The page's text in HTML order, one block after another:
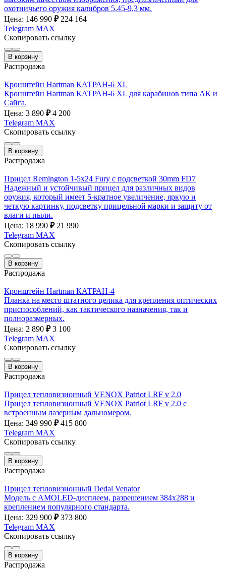
охотничьего оружия калибров 5,45-9,3 мм.
Цена: 146 990 ₽ 224 164
Telegram MAX
Скопировать ссылку
В корзину
Распродажа
Кронштейн Hartman КАТРАН-6 XL
Кронштейн Hartman КАТРАН-6 XL для карабинов типа АК и
Сайга.
Цена: 3 890 ₽ 4 200
Telegram MAX
Скопировать ссылку
В корзину
Распродажа
Прицел Remington 1-5x24 Fury с подсветкой 30mm FD7
Надежный и устойчивый прицел для различных видов
оружия, который имеет 5-кратное увеличение, яркую и
четкую картинку, подсветку прицельной марки и защиту от
влаги и пыли.
Цена: 18 990 ₽ 21 990
Telegram MAX
Скопировать ссылку
В корзину
Распродажа
Кронштейн Hartman КАТРАН-4
Планка на место штатного целика для крепления оптических
приспособлений, как тактического назначения, так и
полноразмерных.
Цена: 2 890 ₽ 3 100
Telegram MAX
Скопировать ссылку
В корзину
Распродажа
Прицел тепловизионный VENOX Patriot LRF v 2.0
Прицел тепловизионный VENOX Patriot LRF v 2.0 с
встроенным лазерным дальномером.
Цена: 349 990 ₽ 415 800
Telegram MAX
Скопировать ссылку
В корзину
Распродажа
Прицел тепловизионный Dedal Venator
Модель с AMOLED-дисплеем, разрешением 384x288 и
креплением популярного стандарта.
Цена: 329 900 ₽ 373 800
Telegram MAX
Скопировать ссылку
В корзину
Распродажа